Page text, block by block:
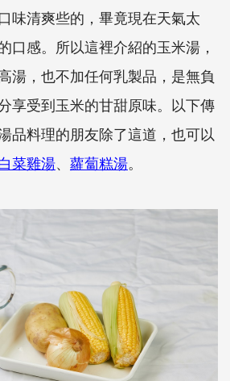
味清爽些的，畢竟現在天氣太
口感。所以這裡介紹的玉米湯，
湯，也不加任何乳製品，是無負
享受到玉米的甘甜原味。以下傳
品料理的朋友除了這道，也可以
菜雞湯、 蘿蔔糕湯。